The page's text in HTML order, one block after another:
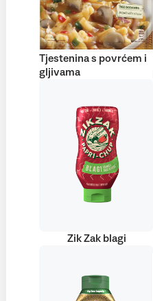
Tjestenina s povrćem i
gljivama
Zik Zak blagi